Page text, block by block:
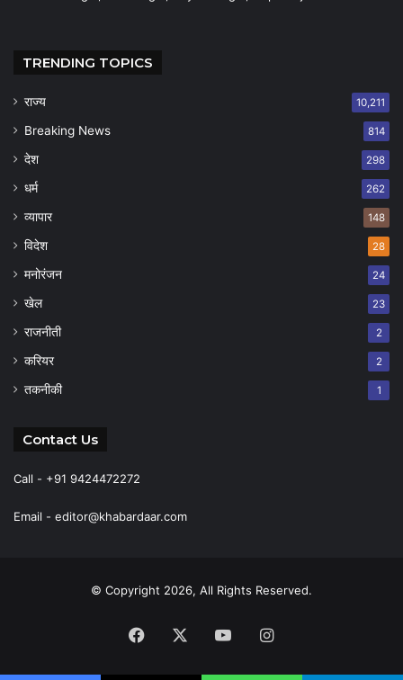
TRENDING TOPICS
राज्य 10,211
Breaking News 814
देश 298
धर्म 262
व्यापार 148
विदेश 28
मनोरंजन 24
खेल 23
राजनीती 2
करियर 2
तकनीकी 1
Contact Us
Call - +91 9424472272
Email - editor@khabardaar.com
© Copyright 2026, All Rights Reserved.
Facebook YouTubeInstagram